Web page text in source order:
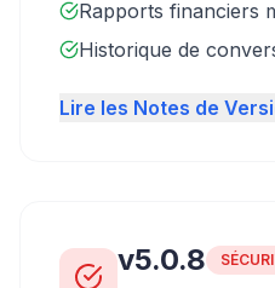
Rapports financiers
Historique de
Lire les Notes de
v5.0.8